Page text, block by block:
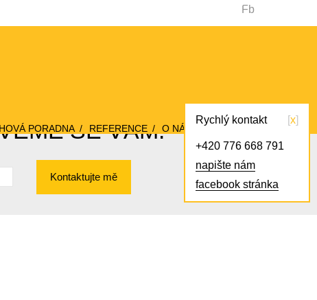
Fb
PORADNA REFERENCE O NÁS KONTAKT
SE VÁM!
Kontaktujte mě
Rychlý kontakt x
+420 776 668 791
napište nám
facebook stránka